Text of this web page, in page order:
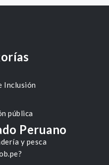
Inclusión
pública
y pesca
Peruano